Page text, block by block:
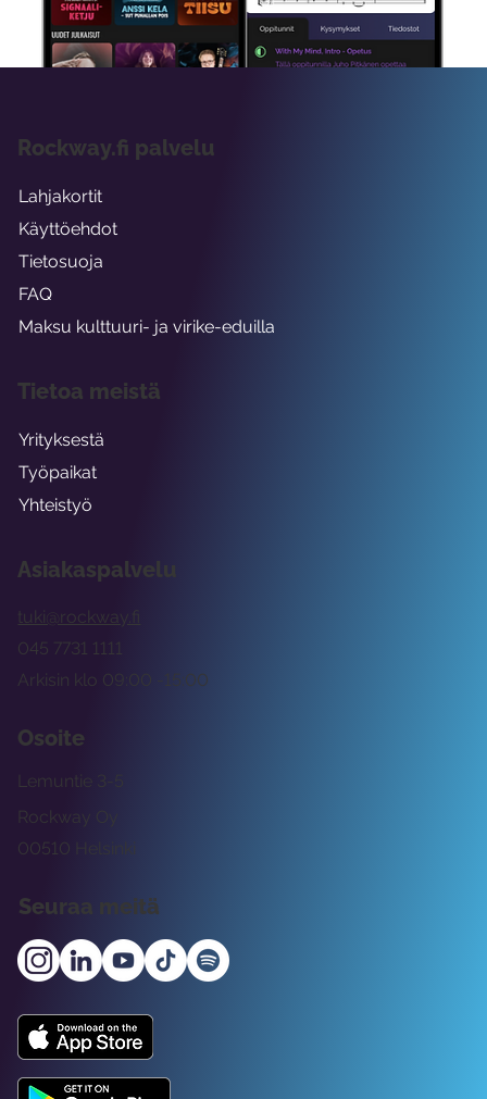
viikon ajaksi.
Asiakaspalvelu
tuki@rockway.fi
Arkisin klo 09:00 -15:00
045 7731 1111
Osoite
Rockway Oy
Lemuntie 3-5
00510 Helsinki
Seuraa meitä
Rockway.fi palvelu
Lahjakortit
Käyttöehdot
Tietosuoja
FAQ
Maksu kulttuuri- ja virike-eduilla
Tietoa meistä
Yrityksestä
Työpaikat
Yhteistyö